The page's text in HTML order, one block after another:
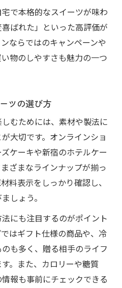
本格味を手軽に楽しむコ
ンラインお菓子教室活用
室でスキルアップを目
たりのトラディショナル
イーツ作りの楽しみ方
ングも活用した学びの
教室が人生に与える変化
で本格的なスイーツが味わ
ばれた」といった高評価が
ならではのキャンペーンや
物のしやすさも魅力の一つ
ツの選び方
むためには、素材や製法に
大切です。オンラインショ
ケーキや新宿のホテルケー
ざまなラインナップが揃っ
料表示をしっかり確認し、
しょう。
にも注目するのがポイント
はギフト仕様の商品や、冷
も多く、贈る相手のライフ
。また、カロリーや糖質
報も事前にチェックできる